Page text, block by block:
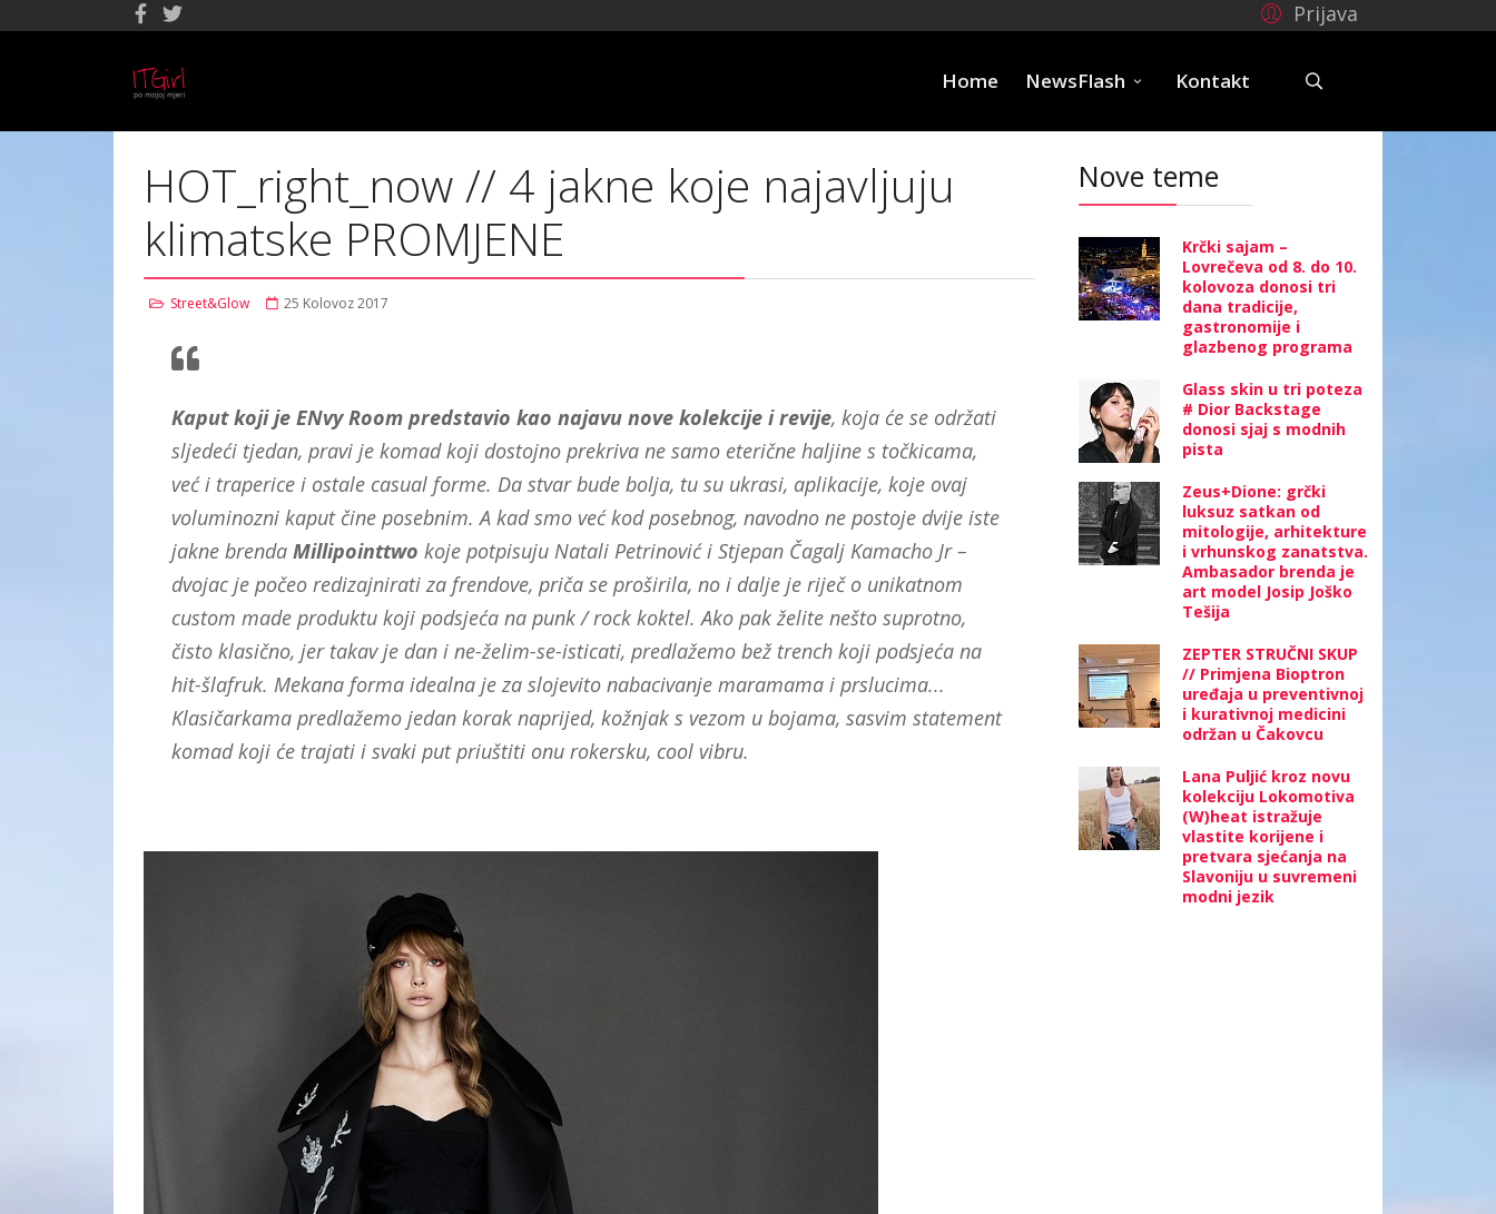
Prijava
Home NewsFlash Kontakt
HOT_right_now // 4 jakne koje najavljuju
klimatske PROMJENE
Street&Glow 25 Kolovoz 2017
Kaput koji je ENvy Room predstavio kao najavu nove kolekcije i revije, koja će se održati
sljedeći tjedan, pravi je komad koji dostojno prekriva ne samo eterične haljine s točkicama,
već i traperice i ostale casual forme. Da stvar bude bolja, tu su ukrasi, aplikacije, koje ovaj
voluminozni kaput čine posebnim. A kad smo već kod posebnog, navodno ne postoje dvije iste
jakne brenda Millipointtwo koje potpisuju Natali Petrinović i Stjepan Čagalj Kamacho Jr –
dvojac je počeo redizajnirati za frendove, priča se proširila, no i dalje je riječ o unikatnom
custom made produktu koji podsjeća na punk / rock koktel. Ako pak želite nešto suprotno,
čisto klasično, jer takav je dan i ne-želim-se-isticati, predlažemo bež trench koji podsjeća na
hit-šlafruk. Mekana forma idealna je za slojevito nabacivanje maramama i prslucima...
Klasičarkama predlažemo jedan korak naprijed, kožnjak s vezom u bojama, sasvim statement
komad koji će trajati i svaki put priuštiti onu rokersku, cool vibru.
Nove teme
Krčki sajam –
Lovrečeva od 8. do 10.
kolovoza donosi tri
dana tradicije,
gastronomije i
glazbenog programa
Glass skin u tri poteza
# Dior Backstage
donosi sjaj s modnih
pista
Zeus+Dione: grčki
luksuz satkan od
mitologije, arhitekture
i vrhunskog zanatstva.
Ambasador brenda je
art model Josip Joško
Tešija
ZEPTER STRUČNI SKUP
// Primjena Bioptron
uređaja u preventivnoj
i kurativnoj medicini
održan u Čakovcu
Lana Puljić kroz novu
kolekciju Lokomotiva
(W)heat istražuje
vlastite korijene i
pretvara sjećanja na
Slavoniju u suvremeni
modni jezik